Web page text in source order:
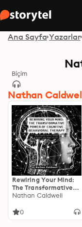
Ana Sayfa Yazarlar
Biçim
Nathan
Rewiring Your Mind:
The Transformative
Power of Cognitive
Break Negative
Nathan Caldwell
0